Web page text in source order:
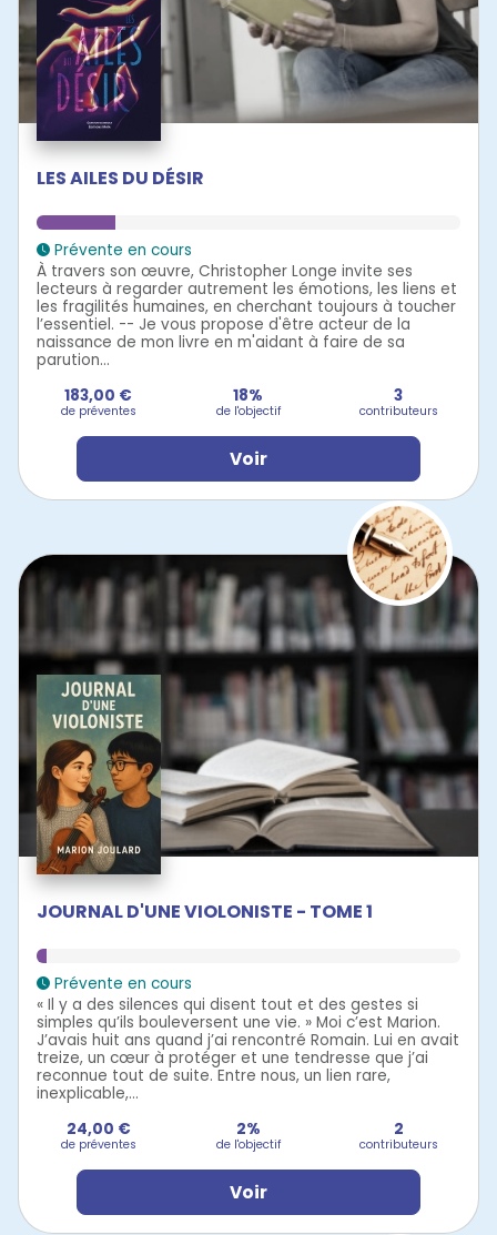
LES AILES DU DÉSIR
Prévente en cours
À travers son œuvre, Christopher Longe invite ses
lecteurs à regarder autrement les émotions, les liens et
les fragilités humaines, en cherchant toujours à toucher
l’essentiel. -- Je vous propose d'être acteur de la
naissance de mon livre en m'aidant à faire de sa
parution...
183,00 €
de préventes
18%
de l'objectif
3
contributeurs
Voir
JOURNAL D'UNE VIOLONISTE - TOME 1
Prévente en cours
« Il y a des silences qui disent tout et des gestes si
simples qu’ils bouleversent une vie. » Moi c’est Marion.
J’avais huit ans quand j’ai rencontré Romain. Lui en avait
treize, un cœur à protéger et une tendresse que j’ai
reconnue tout de suite. Entre nous, un lien rare,
inexplicable,...
24,00 €
de préventes
2%
de l'objectif
2
contributeurs
Voir